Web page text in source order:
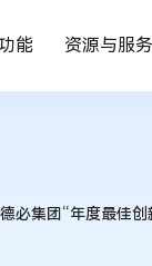
能 资源与服务
必集团“年度最佳创